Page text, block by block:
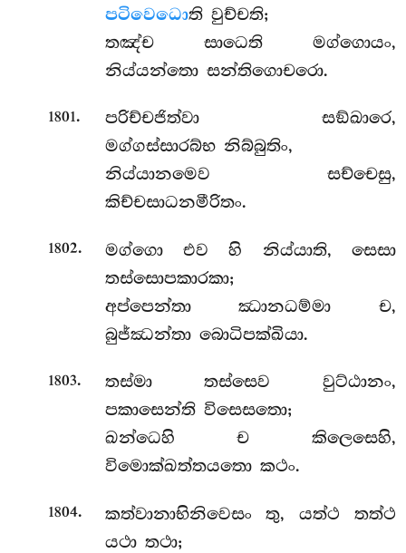
පටිවෙධොති වුච්චති;
තඤ්ච සාධෙති මග්ගොයං,
නිය්යන්තො සන්තිගොචරො.
1801.
පරිච්චජිත්වා සඞ්ඛාරෙ,
මග්ගස්සාරබ්භ නිබ්බුතිං,
නිය්යානමෙව සච්චෙසු,
කිච්චසාධනමීරිතං.
1802. මග්ගොඑව හි නිය්යාති, සෙසා
තස්සොපකාරකා;
අප්පෙන්තා ඣානධම්මා ච,
බුජ්ඣන්තා බොධිපක්ඛියා.
1803.
තස්මා තස්සෙව වුට්ඨානං,
පකාසෙන්ති විසෙසතො;
ඛන්ධෙහි ච කිලෙසෙහි,
විමොක්ඛත්තයතො කථං.
1804.
කත්වානාභිනිවෙසං තු, යත්ථ තත්ථ
යථා තථා;